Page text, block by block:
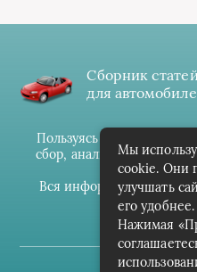
Сборник
для
Пользуясь данным
сбор, анализ и хранение
согласно
Вся информация
Мы
cookie. Они
улучшать
его удобнее.
Нажимая